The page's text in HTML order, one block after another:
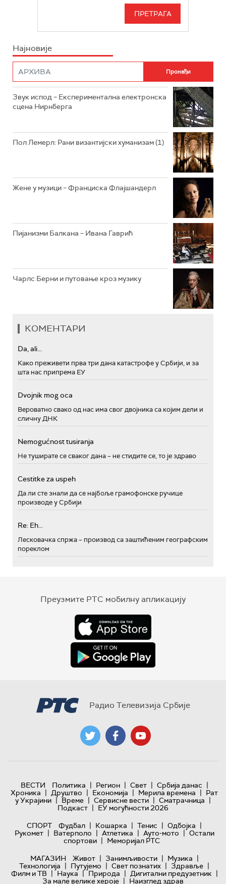
РАДИО БЕОГРАД 3
РАДИО РОКЕНРОЛЕР
РАДИО ЏЕЗЕР
ИНФО
Најновије
Звук испод – Експериментална електронска
сцена Нирнберга
Пол Лемерл: Рани византијски хуманизам (1)
Жене у музици – Франциска Флајшандерл
Пијанизми Балкана – Ивана Гаврић
Чарлс Берни и путовање кроз музику
КОМЕНТАРИ
Da, ali...
Како преживети прва три дана катастрофе у Србији, и за
шта нас припрема ЕУ
Dvojnik mog oca
Вероватно свако од нас има свог двојника са којим дели и
сличну ДНК
Nemogućnost tusiranja
Не туширате се сваког дана – не стидите се, то је здраво
Cestitke za uspeh
Да ли сте знали да се најбоље грамофонске ручице
производе у Србији
Re: Eh...
Лесковачка спржа – производ са заштићеним географским
пореклом
Преузмите РТС мобилну апликацију
Радио Телевизија Србије
ВЕСТИ Политика | Регион | Свет | Србија данас |
Хроника | Друштво | Економија | Мерила времена | Рат
у Украјини | Време | Сервисне вести | Сматрачница |
Подкаст | ЕУ могућности 2026
СПОРТ
Фудбал | Кошарка | Тенис | Одбојка |
Рукомет | Ватерполо | Атлетика | Ауто-мото | Остали
спортови | Меморијал РТС
МАГАЗИН
Живот | Занимљивости | Музика |
Технологијa | Путујемо | Свет познатих | Здравље |
Филм и ТВ | Наука | Природа | Дигитални предузетник |
За мале велике хероје | Наизглед здрав